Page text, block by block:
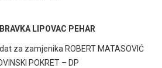
LIPOVAC PEHAR
za zamjenika ROBERT MATASOVIĆ
POKRET – DP